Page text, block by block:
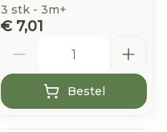
3 stk - 3m+
€ 7,01
Bestel